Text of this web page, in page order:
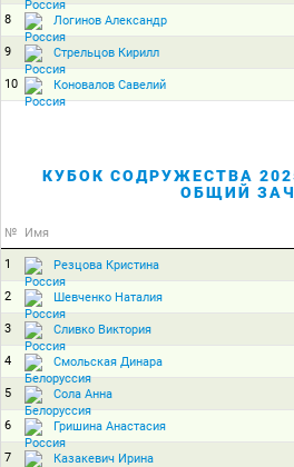
8 Логинов Александр
9 Стрельцов Кирилл
10 Коновалов Савелий
КУБОК СОДРУЖЕСТВА
ОБЩИЙ
№ Имя
1 Резцова Кристина
2 Шевченко Наталия
3 Сливко Виктория
4 Смольская Динара
5 Сола Анна
6 Гришина Анастасия
7 Казакевич Ирина